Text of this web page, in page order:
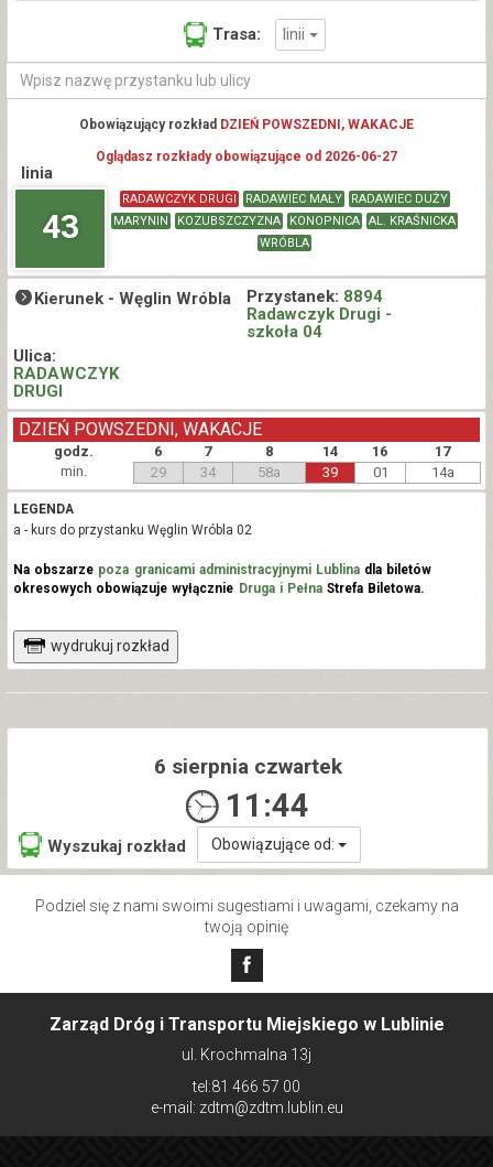
Trasa: linii
Obowiązujący rozkład DZIEŃ POWSZEDNI, WAKACJE
Oglądasz rozkłady obowiązujące od 2026-06-27
linia
43
RADAWCZYK DRUGI RADAWIEC MAŁY
RADAWIEC DUŻY
MARYNIN
KOZUBSZCZYZNA KONOPNICA
AL. KRAŚNICKA
WRÓBLA
Kierunek - Węglin Wróbla Przystanek: 8894
Radawczyk Drugi -
szkoła 04
Ulica:
RADAWCZYK
DRUGI
godz. 6 7 8 14 16 17
DZIEŃ POWSZEDNI, WAKACJE
min. 29 34 58a 39 01 14a
LEGENDA
a - kurs do przystanku Węglin Wróbla 02
Na obszarze poza granicami administracyjnymi Lublinadla biletów
okresowych obowiązuje wyłącznie Druga i PełnaStrefa Biletowa.
wydrukuj rozkład
6 sierpnia czwartek
11:44
Wyszukaj rozkład Obowiązujące od:
Podziel się z nami swoimi sugestiami i uwagami, czekamy na
twoją opinię
Zarząd Dróg i Transportu Miejskiego w Lublinie
ul. Krochmalna 13j
tel:81 466 57 00
e-mail: zdtm@zdtm.lublin.eu